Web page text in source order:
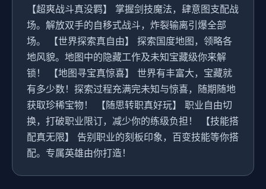
【超爽战斗真没羁】 掌握剑技魔法，肆意图支配战
场。解放双手的自移式战斗，炸裂输离引爆全部
场。 【世界探索真自由】 探索国度地图，领略各
地风貌。地图中的隐藏工作及未知宝藏级你来解
锁！ 【地图寻宝真惊喜】 世界有丰富大，宝藏就
有多少数！探索过程充满完未知与惊喜，随期随地
获取珍稀宝物！ 【随思转职真好玩】 职业自由切
换，打破职业限订，减少你的练级负担！ 【技能搭
配真无限】 告别职业的刻板印象，百变技能等你搭
配。专属英雄由你打造！